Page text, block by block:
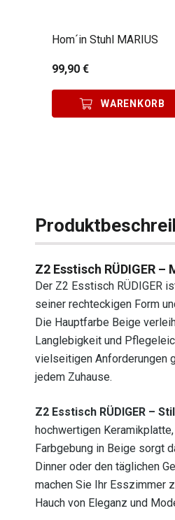
Hom´in Stuhl MARIUS
99,90 €
WARENKORB
Z2 Esstisch RÜDIGER
Der Z2 Esstisch RÜDIGER
seiner rechteckigen Form
Die Hauptfarbe Beige
Langlebigkeit und
vielseitigen Anforderungen
jedem Zuhause.
Z2 Esstisch RÜDIGER –
hochwertigen
Farbgebung in Beige sorgt
Dinner oder den täglichen
machen Sie Ihr Esszimmer
Hauch von Eleganz und